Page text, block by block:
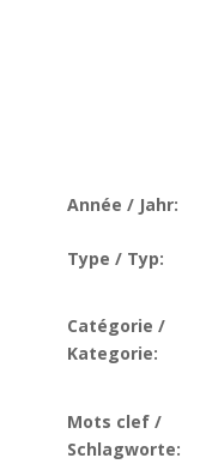
Année / Jahr:
Type / Typ:
Catégorie /
Kategorie:
Mots clef /
Schlagworte: